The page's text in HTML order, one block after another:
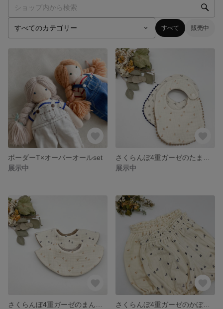
すべて 販売中
ボーダーT×オーバーオールset
展示中
展示中
さくらんぼ4重ガーゼのかぼちゃぱんつ